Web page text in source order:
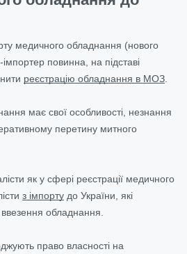
медичного обладнання (нового
повинна, на підставі
реєстрацію обладнання в МОЗ
має свої особливості, незнання
перетину митного
як у сфері реєстрації медичного
з імпорту до України, які
обладнання.
право власності на